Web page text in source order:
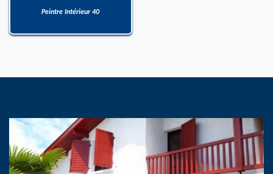
Peintre Intérieur 40